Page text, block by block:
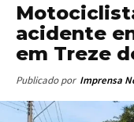
acidente
em Treze
Publicado por Imprensa